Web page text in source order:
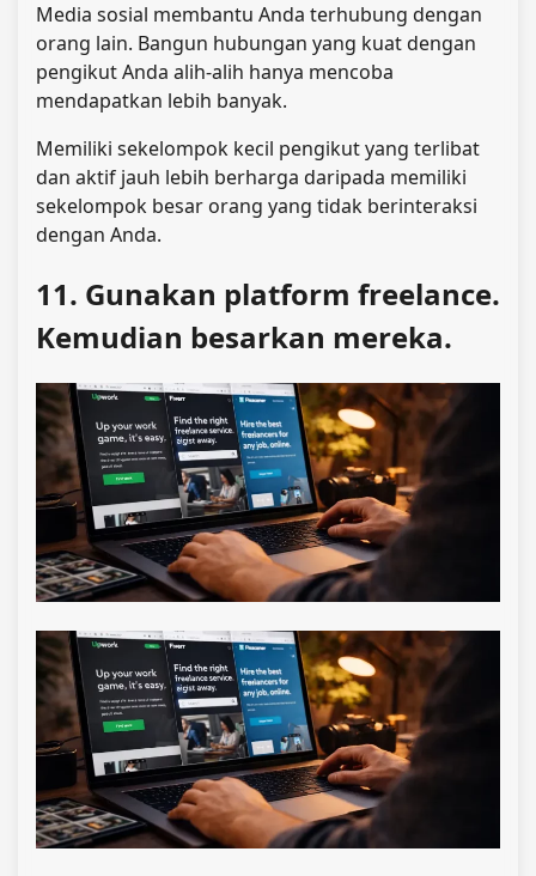
Media sosial membantu Anda terhubung dengan
orang lain. Bangun hubungan yang kuat dengan
pengikut Anda alih-alih hanya mencoba
mendapatkan lebih banyak.
Memiliki sekelompok kecil pengikut yang terlibat
dan aktif jauh lebih berharga daripada memiliki
sekelompok besar orang yang tidak berinteraksi
dengan Anda.
11. Gunakan platform freelance.
Kemudian besarkan mereka.